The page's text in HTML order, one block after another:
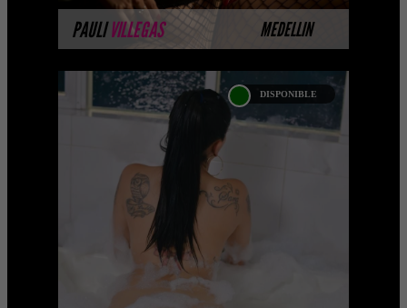
PAULI VILLEGAS MEDELLIN
MÁS INFORMACIÓN
DISPONIBLE
DARIA VELEZ
Próximamente.... Algunas de nuestras
modelos aún no tienen imágenes
disponibles en la web porque están
completando su sesión ...